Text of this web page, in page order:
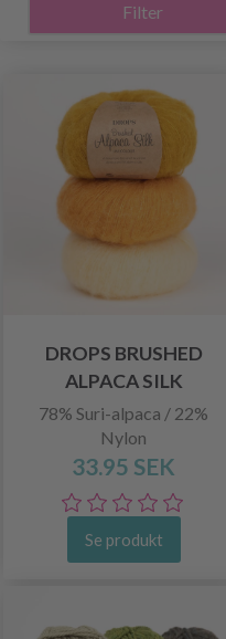
Filter
DROPS BRUSHED
ALPACA SILK
78% Suri-alpaca / 22%
Nylon
33.95 SEK
Se produkt